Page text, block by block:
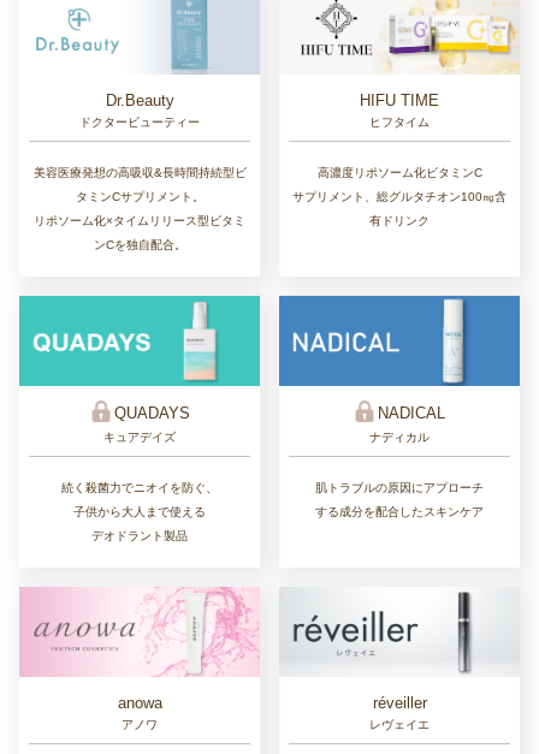
Dr.Beauty
ドクタービューティー
美容医療発想の高吸収&長時間持続型ビ
タミンCサプリメント。
リポソーム化×タイムリリース型ビタミ
ンCを独自配合。
HIFU TIME
ヒフタイム
高濃度リポソーム化ビタミンC
サプリメント、総グルタチオン100㎎含
有ドリンク
QUADAYS
キュアデイズ
続く殺菌力でニオイを防ぐ、
子供から大人まで使える
デオドラント製品
NADICAL
ナディカル
肌トラブルの原因にアプローチ
する成分を配合したスキンケア
anowa
アノワ
réveiller
レヴェイエ